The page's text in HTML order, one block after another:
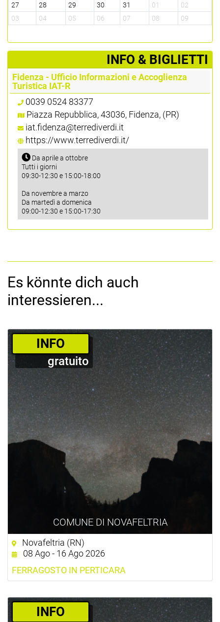
27
28 29 30 31 01
02
03
04 05 06 07 08 09
­INFO & BIGLIETTI
Fidenza - Ufficio Informazioni e Accoglienza
Turistica IAT-R
0039 0524 83377
Piazza Repubblica, 43036, Fidenza, (PR)
iat.fidenza@terrediverdi.it
https://www.terrediverdi.it/
Da aprile a ottobre
Tutti i giorni
09:30-12:30 e 15:00-18:00
Da novembre a marzo
Da martedì a domenica
09:00-12:30 e 15:00-17:30
Es könnte dich auch
interessieren...
COMUNE DI NOVAFELTRIA
­INFO
gratuito
Novafeltria (RN)
08 Ago - 16 Ago 2026
FERRAGOSTO IN PERTICARA
­INFO